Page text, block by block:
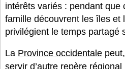
intérêts variés : pendant que
famille découvrent les îles et
privilégient le temps partagé
La Province occidentale
servir d’autre repère